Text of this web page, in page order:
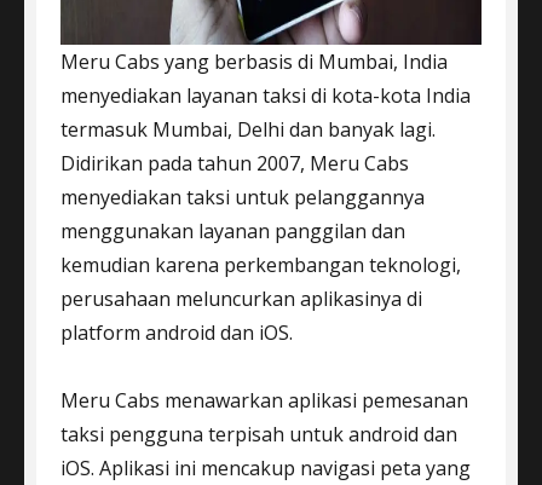
Meru Cabs yang berbasis di Mumbai, India
menyediakan layanan taksi di kota-kota India
termasuk Mumbai, Delhi dan banyak lagi.
Didirikan pada tahun 2007, Meru Cabs
menyediakan taksi untuk pelanggannya
menggunakan layanan panggilan dan
kemudian karena perkembangan teknologi,
perusahaan meluncurkan aplikasinya di
platform android dan iOS.
Meru Cabs menawarkan aplikasi pemesanan
taksi pengguna terpisah untuk android dan
iOS. Aplikasi ini mencakup navigasi peta yang